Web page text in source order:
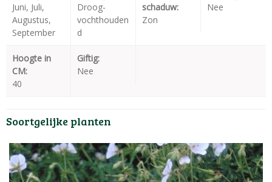
Juni, Juli,
Augustus,
September
Droog-
vochthouden
d
schaduw:
Zon
Nee
Hoogte in
CM:
40
Giftig:
Nee
Soortgelijke planten